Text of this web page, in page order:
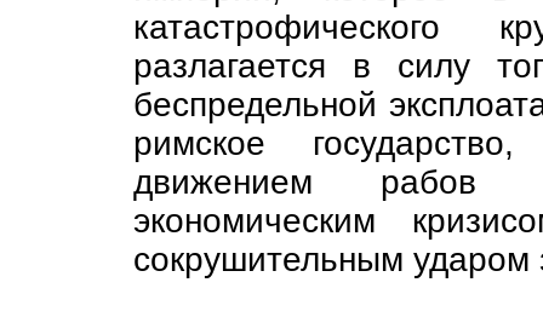
катастрофического
разлагается в силу
беспредельной
римское
движением рабов
экономическим
сокрушительным ударом